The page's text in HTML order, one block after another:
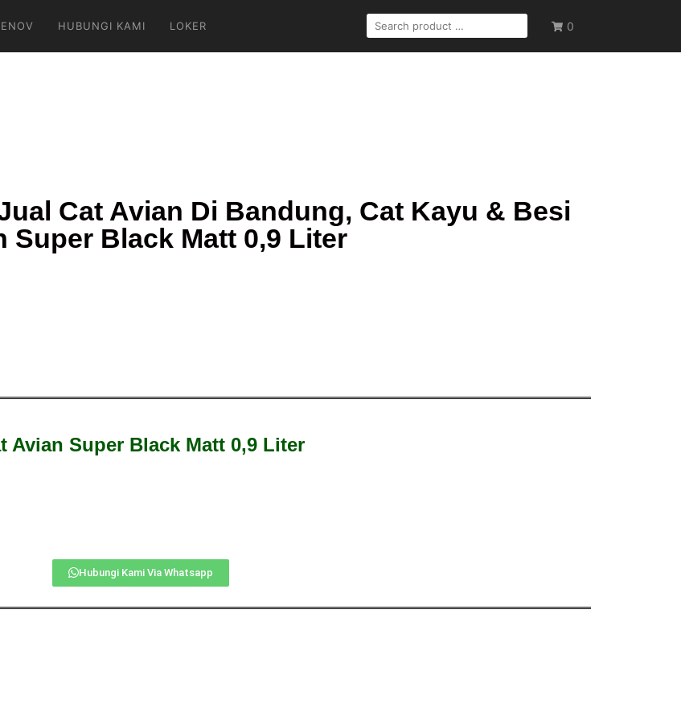
0
HUBUNGI KAMI LOKER
Cat Avian Di Bandung, Cat Kayu & Besi
Super Black Matt 0,9 Liter
Avian Super Black Matt 0,9 Liter
Hubungi Kami Via Whatsapp